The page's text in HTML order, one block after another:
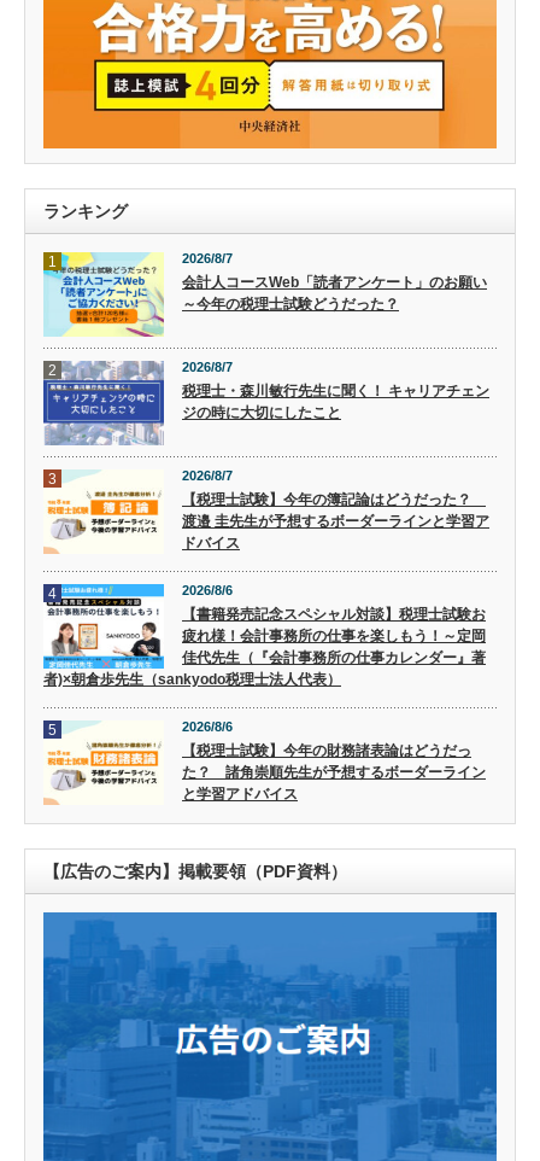
ランキング
1 2026/8/7
会計人コースWeb「読者アンケート」のお願い
～今年の税理士試験どうだった？
2 2026/8/7
税理士・森川敏行先生に聞く！ キャリアチェン
ジの時に大切にしたこと
3 2026/8/7
【税理士試験】今年の簿記論はどうだった？
渡邉 圭先生が予想するボーダーラインと学習ア
ドバイス
4 2026/8/6
【書籍発売記念スペシャル対談】税理士試験お
疲れ様！会計事務所の仕事を楽しもう！～定岡
佳代先生（『会計事務所の仕事カレンダー』著
者)×朝倉歩先生（sankyodo税理士法人代表）
5 2026/8/6
【税理士試験】今年の財務諸表論はどうだっ
た？ 諸角崇順先生が予想するボーダーライン
と学習アドバイス
【広告のご案内】掲載要領（PDF資料）